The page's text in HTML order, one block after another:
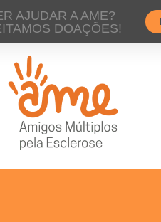
AJUDAR A AME?
DOAÇÕES!